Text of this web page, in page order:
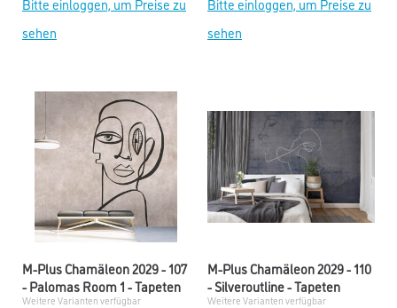
Bitte einloggen, um Preise zu
sehen
Bitte einloggen, um Preise zu
sehen
M-Plus Chamäleon 2029 - 107
- Palomas Room 1 - Tapeten
Weitere Varianten verfügbar
M-Plus Chamäleon 2029 - 110
- Silveroutline - Tapeten
Weitere Varianten verfügbar